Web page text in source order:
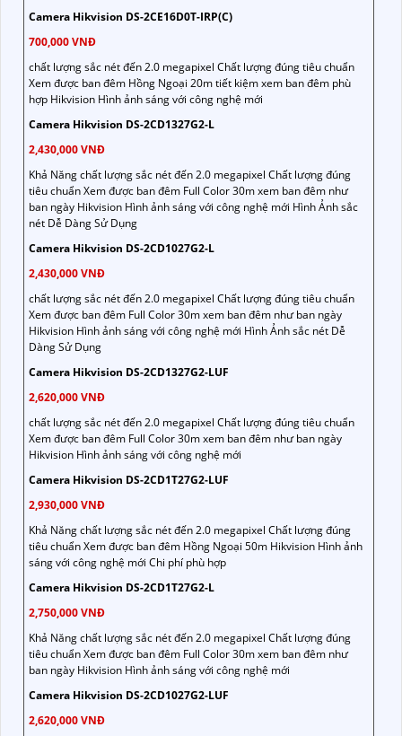
Camera Hikvision DS-2CE16D0T-IRP(C)
700,000 VNĐ
chất lượng sắc nét đến 2.0 megapixel Chất lượng đúng tiêu chuẩn
Xem được ban đêm Hồng Ngoại 20m tiết kiệm xem ban đêm phù
hợp Hikvision Hình ảnh sáng với công nghệ mới
Camera Hikvision DS-2CD1327G2-L
2,430,000 VNĐ
Khả Năng chất lượng sắc nét đến 2.0 megapixel Chất lượng đúng
tiêu chuẩn Xem được ban đêm Full Color 30m xem ban đêm như
ban ngày Hikvision Hình ảnh sáng với công nghệ mới Hình Ảnh sắc
nét Dễ Dàng Sử Dụng
Camera Hikvision DS-2CD1027G2-L
2,430,000 VNĐ
chất lượng sắc nét đến 2.0 megapixel Chất lượng đúng tiêu chuẩn
Xem được ban đêm Full Color 30m xem ban đêm như ban ngày
Hikvision Hình ảnh sáng với công nghệ mới Hình Ảnh sắc nét Dễ
Dàng Sử Dụng
Camera Hikvision DS-2CD1327G2-LUF
2,620,000 VNĐ
chất lượng sắc nét đến 2.0 megapixel Chất lượng đúng tiêu chuẩn
Xem được ban đêm Full Color 30m xem ban đêm như ban ngày
Hikvision Hình ảnh sáng với công nghệ mới
Camera Hikvision DS-2CD1T27G2-LUF
2,930,000 VNĐ
Khả Năng chất lượng sắc nét đến 2.0 megapixel Chất lượng đúng
tiêu chuẩn Xem được ban đêm Hồng Ngoại 50m Hikvision Hình ảnh
sáng với công nghệ mới Chi phí phù hợp
Camera Hikvision DS-2CD1T27G2-L
2,750,000 VNĐ
Khả Năng chất lượng sắc nét đến 2.0 megapixel Chất lượng đúng
tiêu chuẩn Xem được ban đêm Full Color 30m xem ban đêm như
ban ngày Hikvision Hình ảnh sáng với công nghệ mới
Camera Hikvision DS-2CD1027G2-LUF
2,620,000 VNĐ